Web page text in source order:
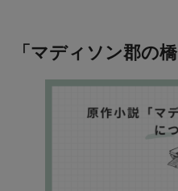
「マディソン郡の